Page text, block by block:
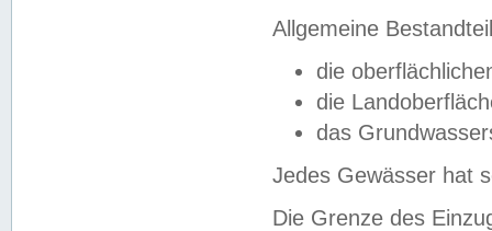
Allgemeine
die
die
das
Jedes Gewässer hat
Die Grenze des